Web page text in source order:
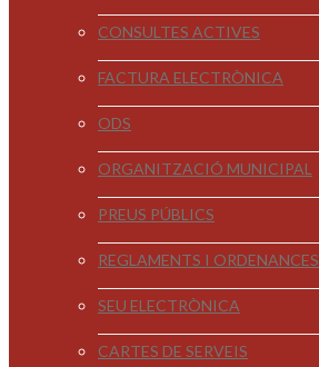
CONSULTES ACTIVES
FACTURA ELECTRÒNICA
ODS
ORGANITZACIÓ MUNICIPAL
PREUS PÚBLICS
REGLAMENTS I ORDENANCES
SEU ELECTRÒNICA
CARTES DE SERVEIS